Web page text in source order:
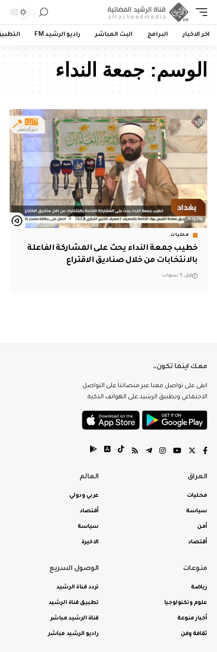
اخر الاخبار البرامج البث المباشر راديو الرشيد FM
الوسم:جمعة النداء
محليات
خطيب جمعة النداء يحث على المشاركة الفاعلة
بالانتخابات من خلال صناديق الاقتراع
قبل 5 سنوات
معك اينما تكون..
ابقى على تواصل معنا عبر منصاتنا على التواصل
الاجتماعي وتطبيق الرشيد على الهواتف الذكية.
العراق
محليات
سياسة
أمن
أقتصاد
العالم
عربي ودولي
أقتصاد
سياسة
الاخيرة
منوعات
رياضة
علوم وتكنولوجيا
أخبار منوعة
ثقافة وفن
الوصول السريع
تردد قناة الرشيد
تطبيق قناة الرشيد
قناة الرشيد مباشر
راديو الرشيد مباشر